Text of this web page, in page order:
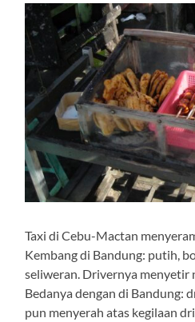
Taxi di Cebu-Mactan
Kembang di Bandung: putih,
seliweran. Drivernya menyetir
Bedanya dengan di Bandung:
pun menyerah atas kegilaan